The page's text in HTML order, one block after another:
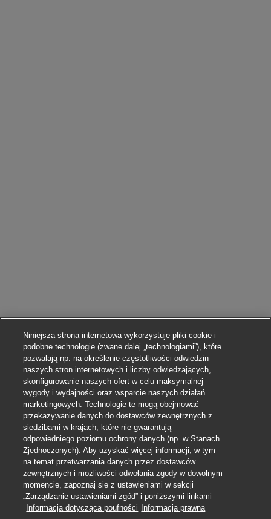
Niniejsza strona internetowa wykorzystuje pliki cookie i
podobne technologie (zwane dalej „technologiami”), które
pozwalają np. na określenie częstotliwości odwiedzin
naszych stron internetowych i liczby odwiedzających,
skonfigurowanie naszych ofert w celu maksymalnej
wygody i wydajności oraz wsparcie naszych działań
marketingowych. Technologie te mogą obejmować
przekazywanie danych do dostawców zewnętrznych z
siedzibami w krajach, które nie gwarantują
odpowiedniego poziomu ochrony danych (np. w Stanach
Zjednoczonych). Aby uzyskać więcej informacji, w tym
na temat przetwarzania danych przez dostawców
zewnętrznych i możliwości odwołania zgody w dowolnym
momencie, zapoznaj się z ustawieniami w sekcji
„Zarządzanie ustawieniami zgód” i poniższymi linkami
Informacja dotycząca poufności
Informacja prawna